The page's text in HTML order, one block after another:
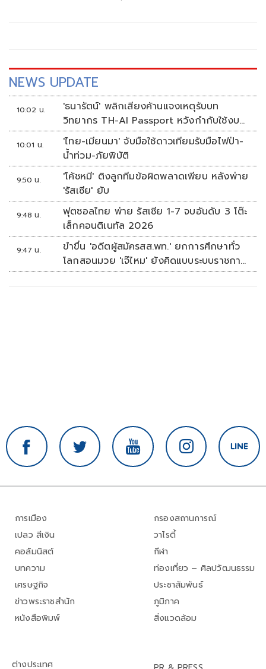
NEWS UPDATE
10:02 น.
'ธนารัตน์' พลิกเสียงค้านแจงเหตุรับบท
วิทยากร TH-AI Passport หวังกำกับใช้งบ
เหมาะสม ชูจุดเด่นคนไทยได้ใช้ AI ระดับโปร
ลดเหลื่อมล้ำทางเทคโนโลยี เซฟงบไป
กว่า900ล้าน เชื่อหากใช้เต็มที่เอกชนขาดทุน
ย่อยยับ
10:01 น.
'ไทย-เมียนมา' จับมือใช้ดาวเทียมรับมือไฟป่า-
น้ำท่วม-ภัยพิบัติ
9:50 น.
'โค้ชหมี' ติงลูกทีมข้อผิดพลาดเพียบ หลังพ่าย
'รัสเซีย' ยับ
9:48 น.
ฟุตซอลไทย พ่าย รัสเซีย 1-7 จบอันดับ 3 โต๊ะ
เล็กคอนติเนทัล 2026
9:47 น.
ขำขื่น 'อดีตผู้สมัครสส.พท.' ยกการศึกษาทั่ว
โลกสอนมวย 'เจ๊ไหม' ยังคิดแบบระบบราชการ
เดิม
การเมือง
เปลว สีเงิน
คอลัมนิสต์
บทความ
เศรษฐกิจ
ข่าวพระราชสำนัก
หนังสือพิมพ์
กรองสถานการณ์
วาไรตี้
กีฬา
ท่องเที่ยว – ศิลปวัฒนธรรม
ประชาสัมพันธ์
ภูมิภาค
สิ่งแวดล้อม
ต่างประเทศ